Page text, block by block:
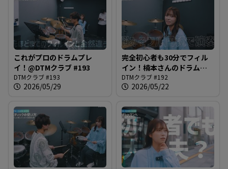
これがプロのドラムプレ
イ！@DTMクラブ #193
DTMクラブ #193
2026/05/29
完全初心者も30分でフィル
イン！楠本さんのドラム体
験レッスン！＠DTMクラブ
#192
DTMクラブ #192
2026/05/22